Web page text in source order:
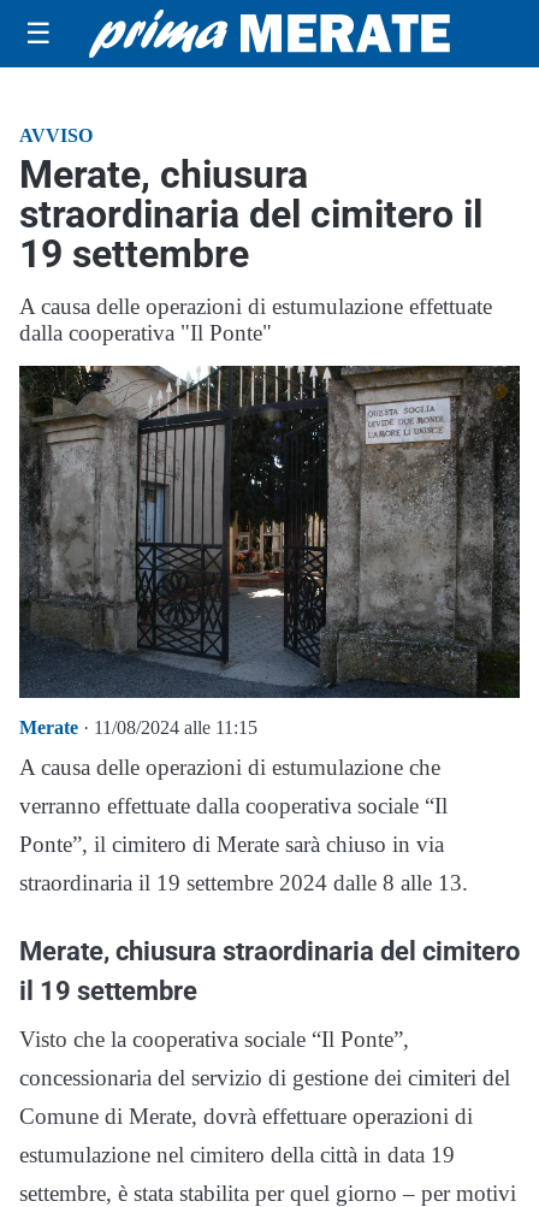
☰
AVVISO
Merate, chiusura
straordinaria del cimitero il
19 settembre
A causa delle operazioni di estumulazione effettuate
dalla cooperativa "Il Ponte"
Merate · 11/08/2024 alle 11:15
A causa delle operazioni di estumulazione che
verranno effettuate dalla cooperativa sociale “Il
Ponte”, il cimitero di Merate sarà chiuso in via
straordinaria il 19 settembre 2024 dalle 8 alle 13.
Merate, chiusura straordinaria del cimitero
il 19 settembre
Visto che la cooperativa sociale “Il Ponte”,
concessionaria del servizio di gestione dei cimiteri del
Comune di Merate, dovrà effettuare operazioni di
estumulazione nel cimitero della città in data 19
settembre, è stata stabilita per quel giorno – per motivi